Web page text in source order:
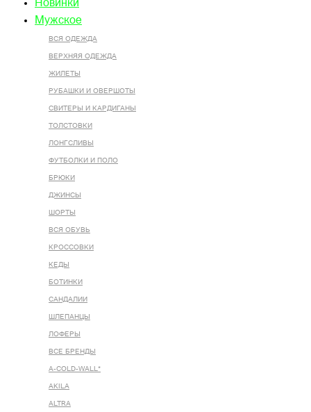
Новинки
Мужское
ВСЯ ОДЕЖДА
ВЕРХНЯЯ ОДЕЖДА
ЖИЛЕТЫ
РУБАШКИ И ОВЕРШОТЫ
СВИТЕРЫ И КАРДИГАНЫ
ТОЛСТОВКИ
ЛОНГСЛИВЫ
ФУТБОЛКИ И ПОЛО
БРЮКИ
ДЖИНСЫ
ШОРТЫ
ВСЯ ОБУВЬ
КРОССОВКИ
КЕДЫ
БОТИНКИ
САНДАЛИИ
ШЛЕПАНЦЫ
ЛОФЕРЫ
ВСЕ БРЕНДЫ
A-COLD-WALL*
AKILA
ALTRA